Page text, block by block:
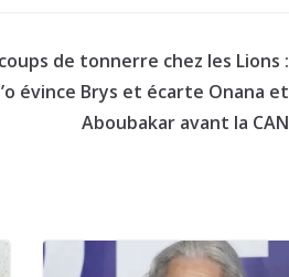
de tonnerre chez les Lions :
évince Brys et écarte Onana et
Aboubakar avant la CAN